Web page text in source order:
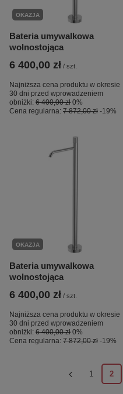
OKAZJA
Bateria umywalkowa
wolnostojąca
6 400,00 zł / szt.
Najniższa cena produktu w okresie
30 dni przed wprowadzeniem
obniżki: 6 400,00 zł 0%
Cena regularna: 7 872,00 zł -19%
OKAZJA
Bateria umywalkowa
wolnostojąca
6 400,00 zł / szt.
Najniższa cena produktu w okresie
30 dni przed wprowadzeniem
obniżki: 6 400,00 zł 0%
Cena regularna: 7 872,00 zł -19%
1 2